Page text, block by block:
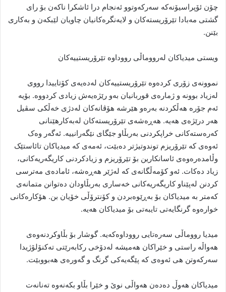
چۆن ئۆپراسیۆنەکە سەرکەوتوو ئەنجام درا ئاشکرا ناکەن بۆ رای
گشتی مەبادا تێرۆریستەکان و لایەنگرەکانیان چاویان لێبکەن و بەکاری
بێنن.
ویستی میدیاکان لەرووماڵی رووداوە تێرۆریستییەکان
نموونەی زۆری کردەوە تێرۆریستییەکان لەدەیەی کۆتاییدا رووی
لەزیاد بوونە و ژمارەی قوربانیان بەو رێژەیەش زیادی کردووە. بۆیە
ئەم جۆرە هەڵکردنە بەرەو هێرشە هۆڤانەکان لەدژی خەڵکی سڤیل
هەر درێژەی هەیە. هەڕەشەی تێرۆریستەکان لەبەکارهێنانی
کەرەستەکانی خراپکردنی بەربڵاو جێگای نێگەرانییە. ئەگەر وەک
ئەوەی کە تێرۆریزم توندوتیژتر دەبێت، ئەمەی کە میدیاکان تائاستێک
وڵامدەرەوەی ئاسانکارین بۆ تێرۆریزم و زیادکردنی کاریگەریەکانی،
زیاد دەکات. ئەو کۆمەڵگانەی کە لەژێر هەڕەشە، ئامادەی مەترسی
کردنن لەپێناو کاریگەریەکانی خەساری بەربڵاودان دەتوانن متمانەی
کەمتر بە میدیاکان بۆ بەڕێوەبردن و کۆنترۆڵی خۆیان بن. هۆکارەکانی
خوارەوە گرنگایەتی تایبەتی بۆ میدیاکان هەیە.
میدیا رووماڵی سەرەتایی رووداوەکەیە. گوشار بۆ بڵاوکردنەوەی
هەواڵە راستی و خێراکان هەمیشە لەدۆخی رکابەرێتی تەکنۆلۆژیدا
سەرکەوتن هی ئەوەی کە پێگەیەکی گرنگ و گەورەی هەبووبێت.
میدیاکان هەوڵ دەدەن هەواڵی نوێ و خێرا بڵاو بکەنەوە تەنانەت